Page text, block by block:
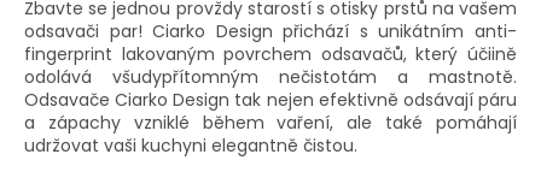
Zbavte se jednou provždy starostí s otisky prstů na vašem
odsavači par! Ciarko Design přichází s unikátním anti-
fingerprint lakovaným povrchem odsavačů, který účiině
odolává všudypřítomným nečistotám a mastnotě.
Odsavače Ciarko Design tak nejen efektivně odsávají páru
a zápachy vzniklé během vaření, ale také pomáhají
udržovat vaši kuchyni elegantně čistou.